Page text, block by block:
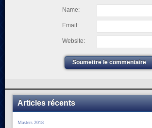
Name:
Email:
Website:
Soumettre le commentaire
Articles récents
Masters 2018